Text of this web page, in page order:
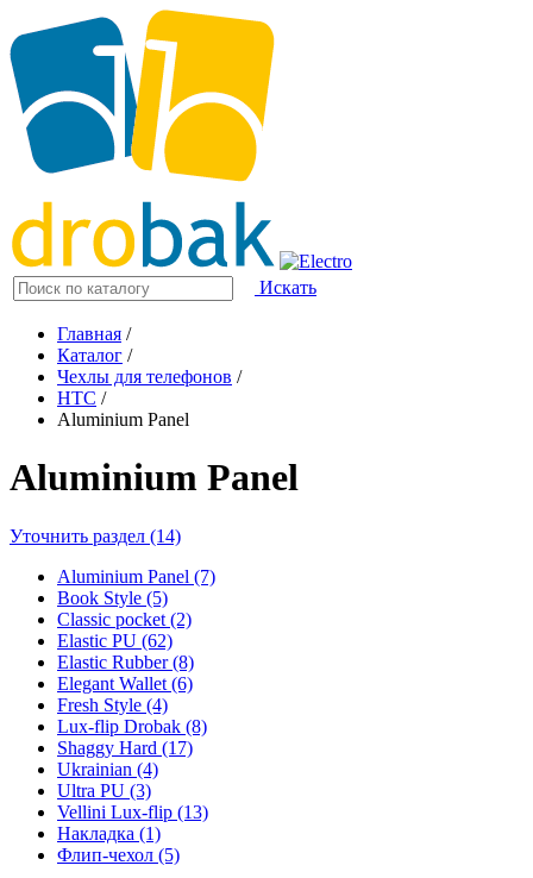
Искать
Главная /
Каталог /
Чехлы для телефонов /
HTC /
Aluminium Panel
Aluminium Panel
Уточнить раздел (14)
Aluminium Panel (7)
Book Style (5)
Classic pocket (2)
Elastic PU (62)
Elastic Rubber (8)
Elegant Wallet (6)
Fresh Style (4)
Lux-flip Drobak (8)
Shaggy Hard (17)
Ukrainian (4)
Ultra PU (3)
Vellini Lux-flip (13)
Накладка (1)
Флип-чехол (5)